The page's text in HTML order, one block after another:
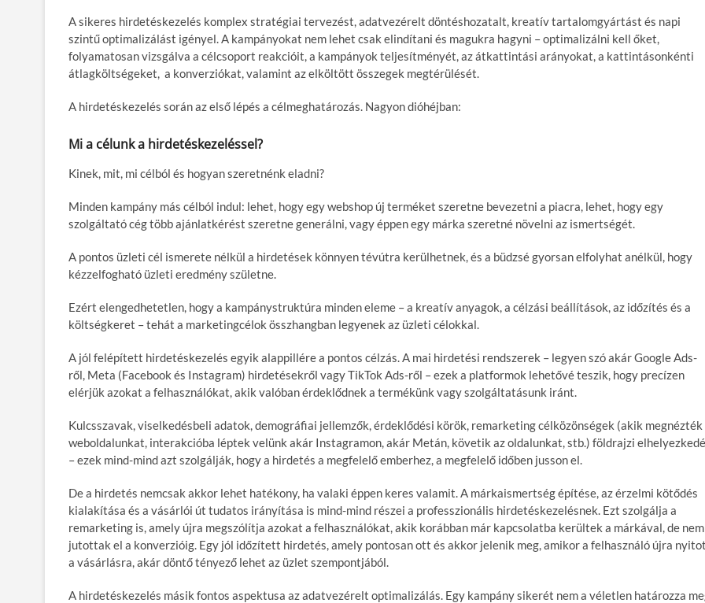
A sikeres hirdetéskezelés komplex stratégiai tervezést, adatvezérelt döntéshozatalt, kreatív tartalomgyártást és napi
szintű optimalizálást igényel. A kampányokat nem lehet csak elindítani és magukra hagyni – optimalizálni kell őket,
folyamatosan vizsgálva a célcsoport reakcióit, a kampányok teljesítményét, az átkattintási arányokat, a kattintásonkénti
átlagköltségeket, a konverziókat, valamint az elköltött összegek megtérülését.
A hirdetéskezelés során az első lépés a célmeghatározás. Nagyon dióhéjban:
Mi a célunk a hirdetéskezeléssel?
Kinek, mit, mi célból és hogyan szeretnénk eladni?
Minden kampány más célból indul: lehet, hogy egy webshop új terméket szeretne bevezetni a piacra, lehet, hogy egy
szolgáltató cég több ajánlatkérést szeretne generálni, vagy éppen egy márka szeretné növelni az ismertségét.
A pontos üzleti cél ismerete nélkül a hirdetések könnyen tévútra kerülhetnek, és a büdzsé gyorsan elfolyhat anélkül, hogy
kézzelfogható üzleti eredmény születne.
Ezért elengedhetetlen, hogy a kampánystruktúra minden eleme – a kreatív anyagok, a célzási beállítások, az időzítés és a
költségkeret – tehát a marketingcélok összhangban legyenek az üzleti célokkal.
A jól felépített hirdetéskezelés egyik alappillére a pontos célzás. A mai hirdetési rendszerek – legyen szó akár Google Ads-
ről, Meta (Facebook és Instagram) hirdetésekről vagy TikTok Ads-ről – ezek a platformok lehetővé teszik, hogy precízen
elérjük azokat a felhasználókat, akik valóban érdeklődnek a termékünk vagy szolgáltatásunk iránt.
Kulcsszavak, viselkedésbeli adatok, demográfiai jellemzők, érdeklődési körök, remarketing célközönségek (akik megnézték
weboldalunkat, interakcióba léptek velünk akár Instagramon, akár Metán, követik az oldalunkat, stb.) földrajzi
– ezek mind-mind azt szolgálják, hogy a hirdetés a megfelelő emberhez, a megfelelő időben jusson el.
De a hirdetés nemcsak akkor lehet hatékony, ha valaki éppen keres valamit. A márkaismertség építése, az érzelmi kötődés
kialakítása és a vásárlói út tudatos irányítása is mind-mind részei a professzionális hirdetéskezelésnek. Ezt szolgálja a
remarketing is, amely újra megszólítja azokat a felhasználókat, akik korábban már kapcsolatba kerültek a márkával, de nem
jutottak el a konverzióig. Egy jól időzített hirdetés, amely pontosan ott és akkor jelenik meg, amikor a felhasználó újra
a vásárlásra, akár döntő tényező lehet az üzlet szempontjából.
A hirdetéskezelés másik fontos aspektusa az adatvezérelt optimalizálás. Egy kampány sikerét nem a véletlen határozza